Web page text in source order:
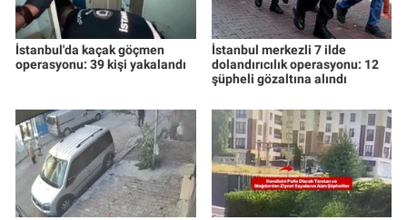
İstanbul'da kaçak göçmen
operasyonu: 39 kişi yakalandı
İstanbul merkezli 7 ilde
dolandırıcılık operasyonu: 12
şüpheli gözaltına alındı